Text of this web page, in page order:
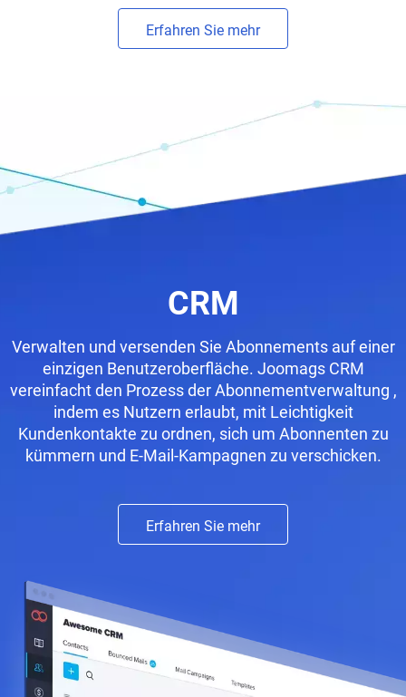
Erfahren Sie mehr
CRM
Verwalten und versenden Sie Abonnements auf einer
einzigen Benutzeroberfläche. Joomags CRM
vereinfacht den Prozess der Abonnementverwaltung ,
indem es Nutzern erlaubt, mit Leichtigkeit
Kundenkontakte zu ordnen, sich um Abonnenten zu
kümmern und E-Mail-Kampagnen zu verschicken.
Erfahren Sie mehr